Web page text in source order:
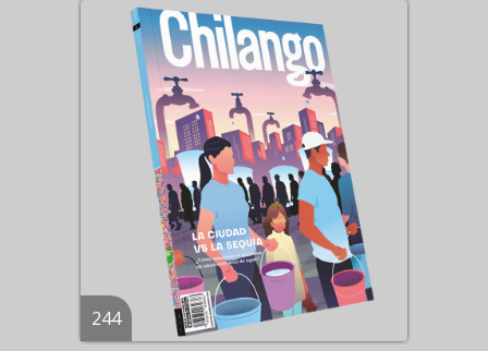
244